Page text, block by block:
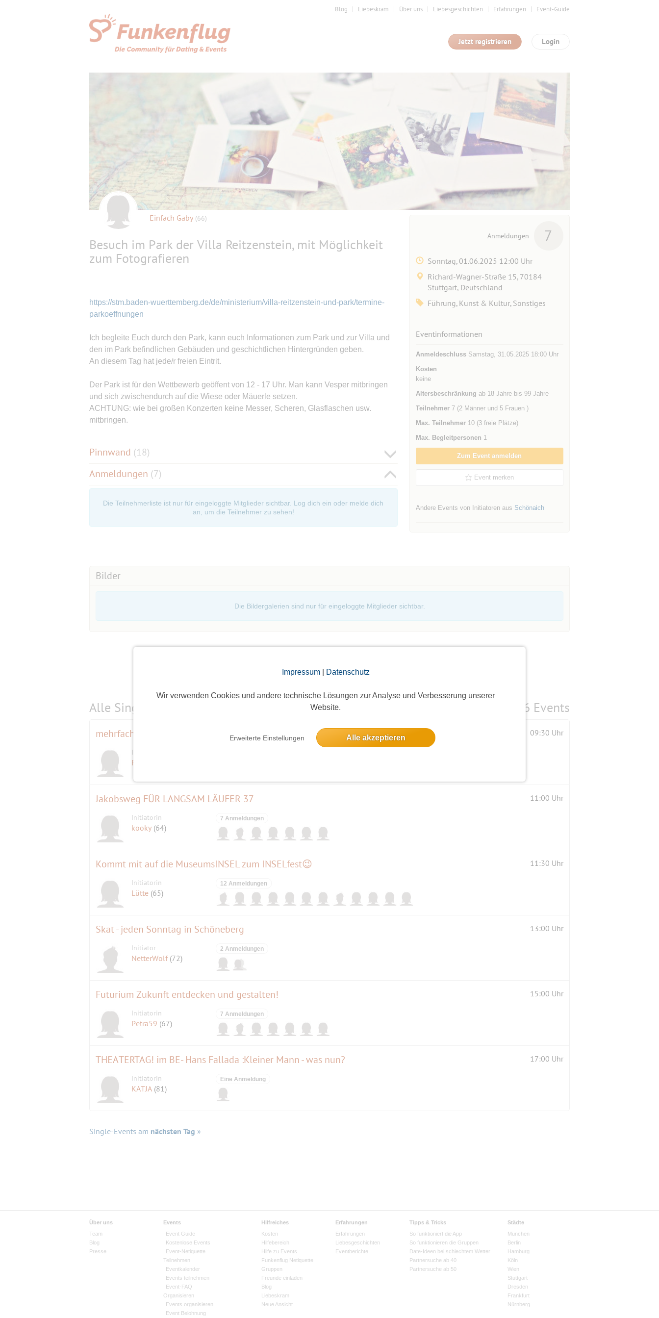
Impressum| Datenschutz
Wir verwenden Cookies und andere technische Lösungen zur Analyse und Verbesserung unserer
Website.
Erweiterte Einstellungen Alle akzeptieren
Blog Liebeskram Über uns Liebesgeschichten Erfahrungen Event-Guide
Login
Jetzt registrieren
Einfach Gaby (66)
Besuch im Park der Villa Reitzenstein, mit Möglichkeit
zum Fotografieren
https://stm.baden-wuerttemberg.de/de/ministerium/villa-reitzenstein-und-park/termine-
parkoeffnungen
Ich begleite Euch durch den Park, kann euch Informationen zum Park und zur Villa und
den im Park befindlichen Gebäuden und geschichtlichen Hintergründen geben.
An diesem Tag hat jede/r freien Eintrit.
Der Park ist für den Wettbewerb geöffent von 12 - 17 Uhr. Man kann Vesper mitbringen
und sich zwischendurch auf die Wiese oder Mäuerle setzen.
ACHTUNG: wie bei großen Konzerten keine Messer, Scheren, Glasflaschen usw.
mitbringen.
Pinnwand (18)
Anmeldungen (7)
Die Teilnehmerliste ist nur für eingeloggte Mitglieder sichtbar. Log dich ein oder melde dich
an, um die Teilnehmer zu sehen!
Anmeldungen 7
Sonntag, 01.06.2025 12:00 Uhr
Richard-Wagner-Straße 15, 70184
Stuttgart, Deutschland
Führung, Kunst & Kultur, Sonstiges
Eventinformationen
AnmeldeschlussSamstag, 31.05.2025 18:00 Uhr
Kosten
keine
Altersbeschränkung ab 18 Jahre bis 99 Jahre
Teilnehmer7 (2 Männer und 5 Frauen )
Max. Teilnehmer10 (3 freie Plätze)
Max. Begleitpersonen 1
Zum Event anmelden
Event merken
Andere Events von Initiatoren aus Schönaich
Bilder
Die Bildergalerien sind nur für eingeloggte Mitglieder sichtbar.
Alle Single-Events am 6 Events
mehrfachen Besuch verdient das Fest auf der MUSEUMSINSEL 09:30 Uhr
Initiatorin
Roma
Jakobsweg FÜR LANGSAM LÄUFER 37 11:00 Uhr
Initiatorin
kooky (64)
7 Anmeldungen
Kommt mit auf die MuseumsINSEL zum INSELfest😉 11:30 Uhr
Initiatorin
Lütte (65)
12 Anmeldungen
Skat - jeden Sonntag in Schöneberg 13:00 Uhr
Initiator
NetterWolf (72)
2 Anmeldungen
Futurium Zukunft entdecken und gestalten! 15:00 Uhr
Initiatorin
Petra59 (67)
7 Anmeldungen
THEATERTAG! im BE- Hans Fallada :Kleiner Mann - was nun? 17:00 Uhr
Initiatorin
KATJA (81)
Eine Anmeldung
Single-Events am nächsten Tag »
Über uns
Team
Blog
Presse
Events
Event Guide
Kostenlose Events
Event-Netiquette
Teilnehmen
Eventkalender
Events teilnehmen
Event-FAQ
Organisieren
Events organisieren
Event Belohnung
Hilfreiches
Kosten
Hilfebereich
Hilfe zu Events
Funkenflug Netiquette
Gruppen
Freunde einladen
Blog
Liebeskram
Neue Ansicht
Erfahrungen
Erfahrungen
Liebesgeschichten
Eventberichte
Tipps & Tricks
So funktioniert die App
So funktionieren die Gruppen
Date-Ideen bei schlechtem Wetter
Partnersuche ab 40
Partnersuche ab 50
Städte
München
Berlin
Hamburg
Köln
Wien
Stuttgart
Dresden
Frankfurt
Nürnberg